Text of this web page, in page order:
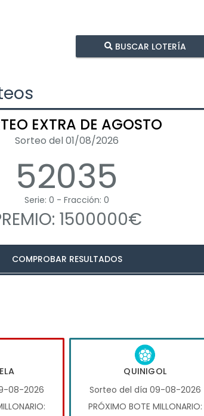
BUSCAR LOTERÍA
EXTRA DE AGOSTO
Sorteo del 01/08/2026
52035
Serie: 0 - Fracción: 0
1500000€
COMPROBAR RESULTADOS
08-2026
QUINIGOL
Sorteo del día 09-08-2026
PRÓXIMO BOTE MILLONARIO: